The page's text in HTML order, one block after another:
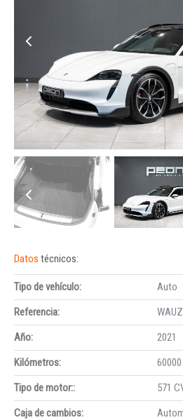
Datos técnicos:
Tipo de vehículo:
Auto
Referencia:
Año:
2021
Kilómetros:
Tipo de motor::
571
Caja de cambios: